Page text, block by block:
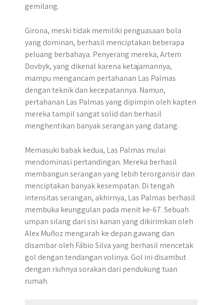
gemilang.
Girona, meski tidak memiliki penguasaan bola
yang dominan, berhasil menciptakan beberapa
peluang berbahaya. Penyerang mereka, Artem
Dovbyk, yang dikenal karena ketajamannya,
mampu mengancam pertahanan Las Palmas
dengan teknik dan kecepatannya. Namun,
pertahanan Las Palmas yang dipimpin oleh kapten
mereka tampil sangat solid dan berhasil
menghentikan banyak serangan yang datang.
Memasuki babak kedua, Las Palmas mulai
mendominasi pertandingan. Mereka berhasil
membangun serangan yang lebih terorganisir dan
menciptakan banyak kesempatan. Di tengah
intensitas serangan, akhirnya, Las Palmas berhasil
membuka keunggulan pada menit ke-67. Sebuah
umpan silang dari sisi kanan yang dikirimkan oleh
Alex Muñoz mengarah ke depan gawang dan
disambar oleh Fábio Silva yang berhasil mencetak
gol dengan tendangan volinya. Gol ini disambut
dengan riuhnya sorakan dari pendukung tuan
rumah.